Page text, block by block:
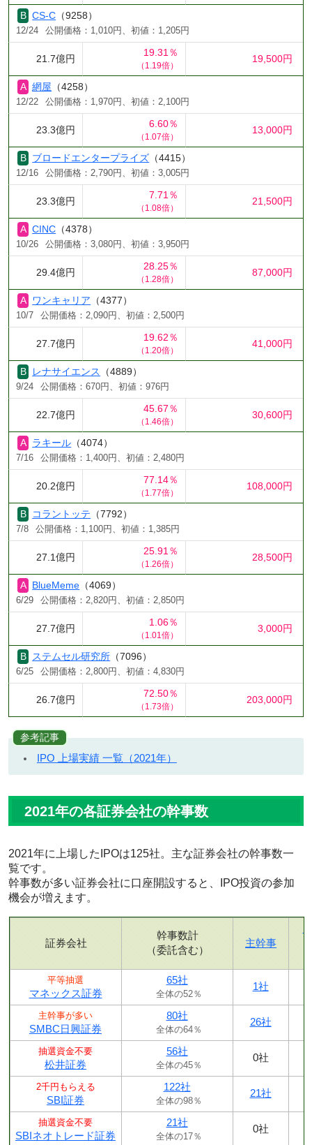
CS-C （9258）
12/24 公開価格：1,010円、初値：1,205円
21.7億円
19.31％
（1.19倍）
19,500円
網屋 （4258）
12/22 公開価格：1,970円、初値：2,100円
23.3億円
6.60％
（1.07倍）
13,000円
ブロードエンタープライズ （4415）
12/16 公開価格：2,790円、初値：3,005円
23.3億円
7.71％
（1.08倍）
21,500円
CINC （4378）
10/26 公開価格：3,080円、初値：3,950円
29.4億円
28.25％
（1.28倍）
87,000円
ワンキャリア （4377）
10/7 公開価格：2,090円、初値：2,500円
27.7億円
19.62％
（1.20倍）
41,000円
レナサイエンス （4889）
9/24 公開価格：670円、初値：976円
22.7億円
45.67％
（1.46倍）
30,600円
ラキール （4074）
7/16 公開価格：1,400円、初値：2,480円
20.2億円
77.14％
（1.77倍）
108,000円
コラントッテ （7792）
7/8 公開価格：1,100円、初値：1,385円
27.1億円
25.91％
（1.26倍）
28,500円
BlueMeme （4069）
6/29 公開価格：2,820円、初値：2,850円
27.7億円
1.06％
（1.01倍）
3,000円
ステムセル研究所 （7096）
6/25 公開価格：2,800円、初値：4,830円
26.7億円
72.50％
（1.73倍）
203,000円
参考記事
IPO 上場実績 一覧（2021年）
2021年の各証券会社の幹事数
2021年に上場したIPOは125社。主な証券会社の幹事数一
覧です。
幹事数が多い証券会社に口座開設すると、IPO投資の参加
機会が増えます。
証券会社
幹事数計
（委託含む）
主幹事
平等抽選
マネックス証券
65社
全体の52％
1社
主幹事が多い
SMBC日興証券
80社
全体の64％
26社
抽選資金不要
松井証券
56社
全体の45％
0社
2千円もらえる
SBI証券
122社
全体の98％
21社
抽選資金不要
SBIネオトレード証券
21社
全体の17％
0社